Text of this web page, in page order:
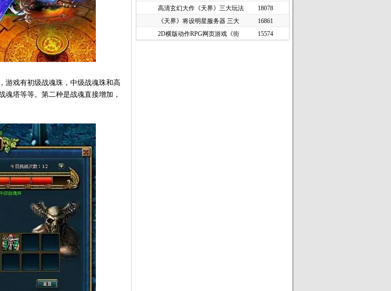
戏有初级战魂珠，中级战魂珠和高
塔等等。第二种是战魂直接增加，
高清玄幻大作《天界》三大玩法
18078
《天界》将设明星服务器 三大
16861
2D横版动作RPG网页游戏《街
15574